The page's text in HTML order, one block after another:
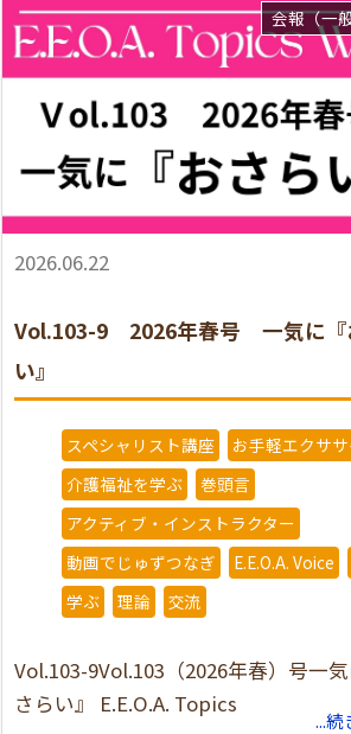
2026.06.22
Vol.103-9 2026年春号 一気に『
い』
会報（一
スペシャリスト講座
お手軽エクサ
介護福祉を学ぶ
巻頭言
アクティブ・インストラクター
動画でじゅずつなぎ
E.E.O.A. Voice
学ぶ
理論 交流
Vol.103-9Vol.103（2026年春）号一
さらい』 E.E.O.A. Topics
...続